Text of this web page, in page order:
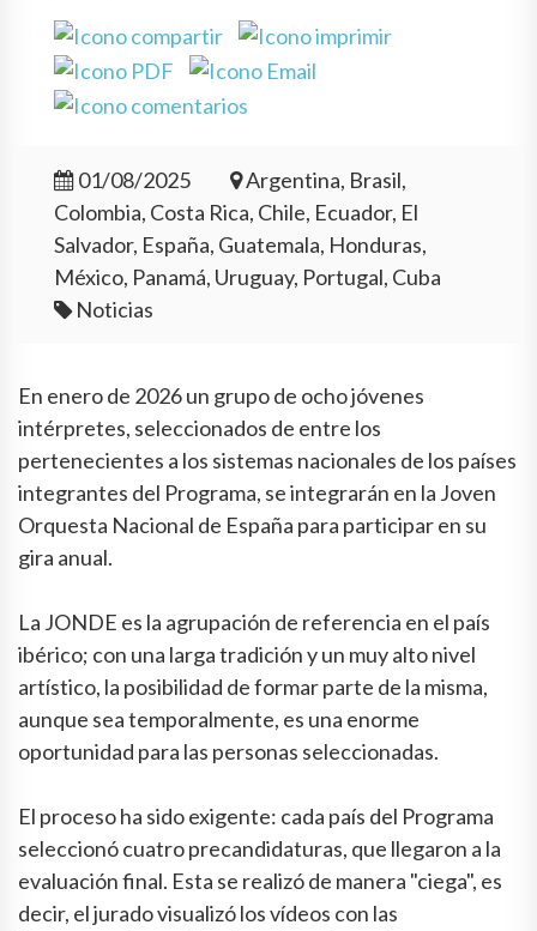
01/08/2025
Argentina, Brasil,
Colombia, Costa Rica, Chile, Ecuador, El
Salvador, España, Guatemala, Honduras,
México, Panamá, Uruguay, Portugal, Cuba
Noticias
En enero de 2026 un grupo de ocho jóvenes
intérpretes, seleccionados de entre los
pertenecientes a los sistemas nacionales de los países
integrantes del Programa, se integrarán en la Joven
Orquesta Nacional de España para participar en su
gira anual.
La JONDE es la agrupación de referencia en el país
ibérico; con una larga tradición y un muy alto nivel
artístico, la posibilidad de formar parte de la misma,
aunque sea temporalmente, es una enorme
oportunidad para las personas seleccionadas.
El proceso ha sido exigente: cada país del Programa
seleccionó cuatro precandidaturas, que llegaron a la
evaluación final. Esta se realizó de manera "ciega", es
decir, el jurado visualizó los vídeos con las